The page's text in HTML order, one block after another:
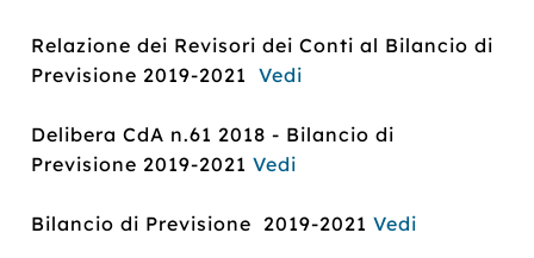
Relazione dei Revisori dei Conti al Bilancio di
Previsione 2019-2021Vedi
Delibera CdA n.61 2018 - Bilancio di
Previsione 2019-2021Vedi
Bilancio di Previsione 2019-2021Vedi